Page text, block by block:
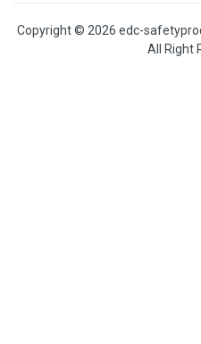
Copyright © 2026 edc-
All Right